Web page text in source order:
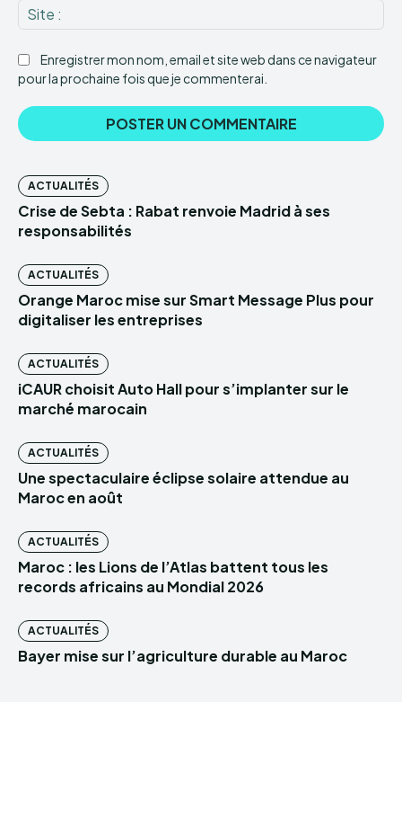
:
Enregistrer mon nom, email et site web dans ce navigateur
pour la prochaine fois que je commenterai.
ACTUALITÉS
Crise de Sebta : Rabat renvoie Madrid à ses
responsabilités
ACTUALITÉS
Orange Maroc mise sur Smart Message Plus pour
digitaliser les entreprises
ACTUALITÉS
iCAUR choisit Auto Hall pour s’implanter sur le
marché marocain
ACTUALITÉS
Une spectaculaire éclipse solaire attendue au
Maroc en août
ACTUALITÉS
Maroc : les Lions de l’Atlas battent tous les
records africains au Mondial 2026
ACTUALITÉS
Bayer mise sur l’agriculture durable au Maroc